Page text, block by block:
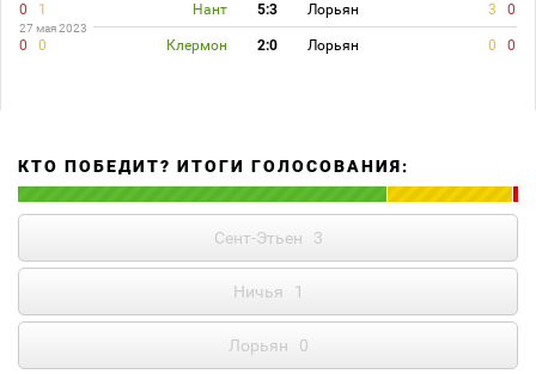
0 1 Нант 5:3 Лорьян 3 0
27 мая 2023
0 0 Клермон 2:0 Лорьян 0 0
КТО ПОБЕДИТ? ИТОГИ ГОЛОСОВАНИЯ:
Сент-Этьен 3
Ничья 1
Лорьян 0